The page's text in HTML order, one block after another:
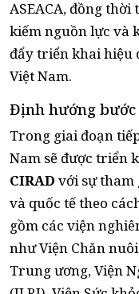
ASEACA, đồng
kiếm nguồn lực và
đẩy triển khai hiệu
Việt Nam.
Định hướng bước
Trong giai đoạn
Nam sẽ được triển
CIRAD với sự tham
và quốc tế theo
gồm các viện
như Viện Chăn
Trung ương, Viện